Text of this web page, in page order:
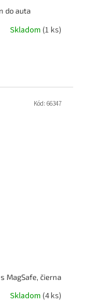
do auta
Skladom (1 ks)
MagSafe, čierna
Skladom (4 ks)
Kód: 66347